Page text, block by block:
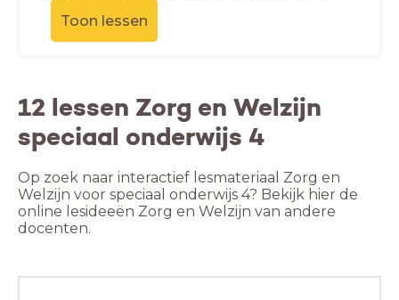
Toon lessen
12 lessen Zorg en Welzijn
speciaal onderwijs 4
Op zoek naar interactief lesmateriaal Zorg en
Welzijn voor speciaal onderwijs 4? Bekijk hier de
online lesideeën Zorg en Welzijn van andere
docenten.